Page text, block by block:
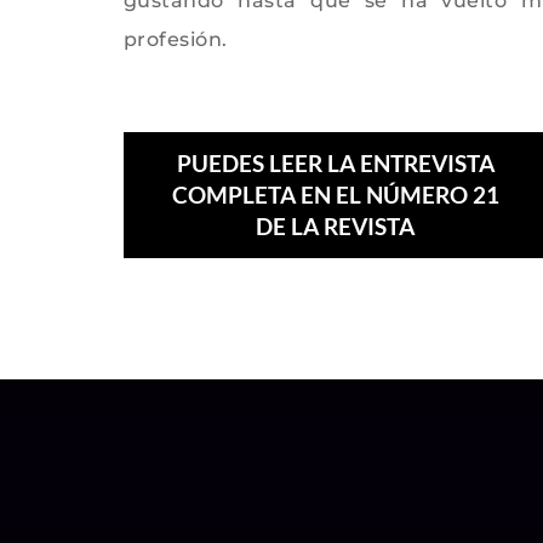
profesión.
PUEDES LEER LA ENTREVISTA
COMPLETA EN EL NÚMERO 21
DE LA REVISTA